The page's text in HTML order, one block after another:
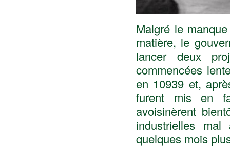
Malgré le
matière, le
lancer deux
commencées
en 10939 et,
furent mis en
avoisinèrent
industrielles
quelques mois